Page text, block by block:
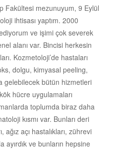
Fakültesi mezunuyum, 9 Eylül
ihtisası yaptım. 2000
ve işimi çok severek
alanı var. Bincisi herkesin
Kozmetoloji’de hastaları
dolgu, kimyasal peeling,
gelebilecek bütün hizmetleri
hücre uygulamaları
toplumda biraz daha
kısmı var. Bunları deri
ağız açı hastalıkları, zührevi
ayırdık ve bunların hepsine